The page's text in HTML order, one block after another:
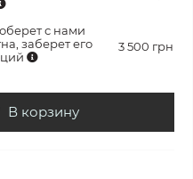
с нами
заберет его
3 500 грн
В корзину